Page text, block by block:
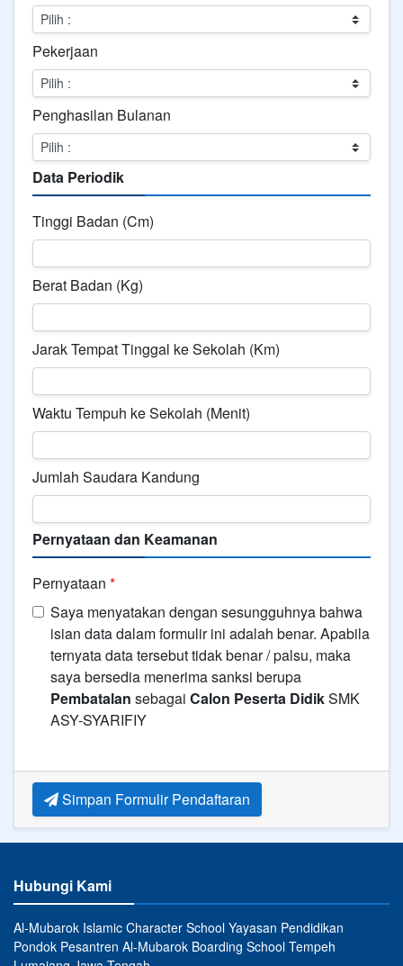
Pekerjaan
Penghasilan Bulanan
Data Periodik
Tinggi Badan (Cm)
Berat Badan (Kg)
Jarak Tempat Tinggal ke Sekolah (Km)
Waktu Tempuh ke Sekolah (Menit)
Jumlah Saudara Kandung
Pernyataan dan Keamanan
Pernyataan *
Saya menyatakan dengan sesungguhnya bahwa
isian data dalam formulir ini adalah benar. Apabila
ternyata data tersebut tidak benar / palsu, maka
saya bersedia menerima sanksi berupa
Pembatalan sebagai Calon Peserta DidikSMK
ASY-SYARIFIY
Simpan Formulir Pendaftaran
Hubungi Kami
Al-Mubarok Islamic Character School Yayasan Pendidikan
Pondok Pesantren Al-Mubarok Boarding School Tempeh